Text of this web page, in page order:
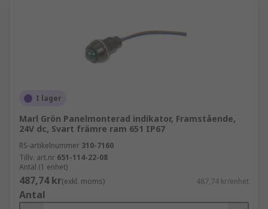
I lager
Marl Grön Panelmonterad indikator, Framstående,
24V dc, Svart främre ram 651 IP67
RS-artikelnummer 310-7160
Tillv. art.nr 651-114-22-08
Antal (1 enhet)
487,74 kr(exkl. moms) 487,74 kr/enhet
Antal